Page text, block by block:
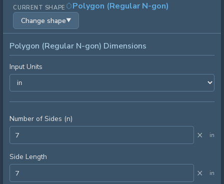
QUOTIDIEN
AUTRES OUTILS
CURRENT SHAPE Polygon (Regular N-gon)
Change shape▼
Polygon (Regular N-gon) Dimensions
Input Units
Number of Sides (n)
× in
Side Length
× in